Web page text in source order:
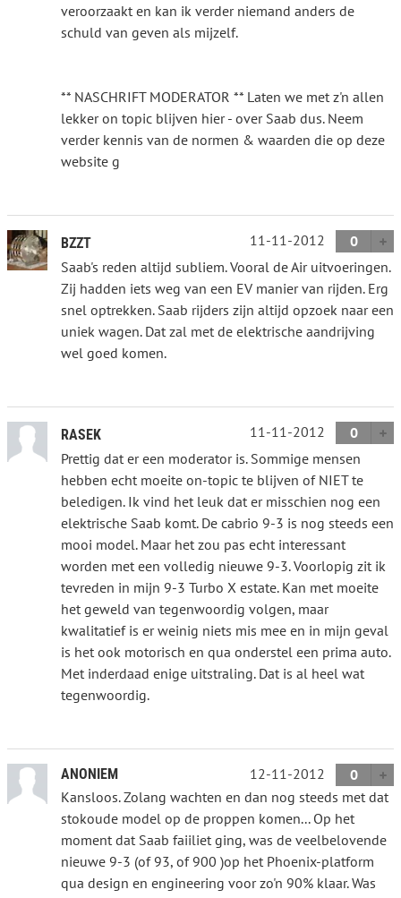
veroorzaakt en kan ik verder niemand anders de
schuld van geven als mijzelf.
** NASCHRIFT MODERATOR ** Laten we met z'n allen
lekker on topic blijven hier - over Saab dus. Neem
verder kennis van de normen & waarden die op deze
website g
BZZT 11-11-2012
0
Saab's reden altijd subliem. Vooral de Air uitvoeringen.
Zij hadden iets weg van een EV manier van rijden. Erg
snel optrekken. Saab rijders zijn altijd opzoek naar een
uniek wagen. Dat zal met de elektrische aandrijving
wel goed komen.
RASEK 11-11-2012
0
Prettig dat er een moderator is. Sommige mensen
hebben echt moeite on-topic te blijven of NIET te
beledigen. Ik vind het leuk dat er misschien nog een
elektrische Saab komt. De cabrio 9-3 is nog steeds een
mooi model. Maar het zou pas echt interessant
worden met een volledig nieuwe 9-3. Voorlopig zit ik
tevreden in mijn 9-3 Turbo X estate. Kan met moeite
het geweld van tegenwoordig volgen, maar
kwalitatief is er weinig niets mis mee en in mijn geval
is het ook motorisch en qua onderstel een prima auto.
Met inderdaad enige uitstraling. Dat is al heel wat
tegenwoordig.
ANONIEM 12-11-2012
0
Kansloos. Zolang wachten en dan nog steeds met dat
stokoude model op de proppen komen... Op het
moment dat Saab faiiliet ging, was de veelbelovende
nieuwe 9-3 (of 93, of 900 )op het Phoenix-platform
qua design en engineering voor zo'n 90% klaar. Was